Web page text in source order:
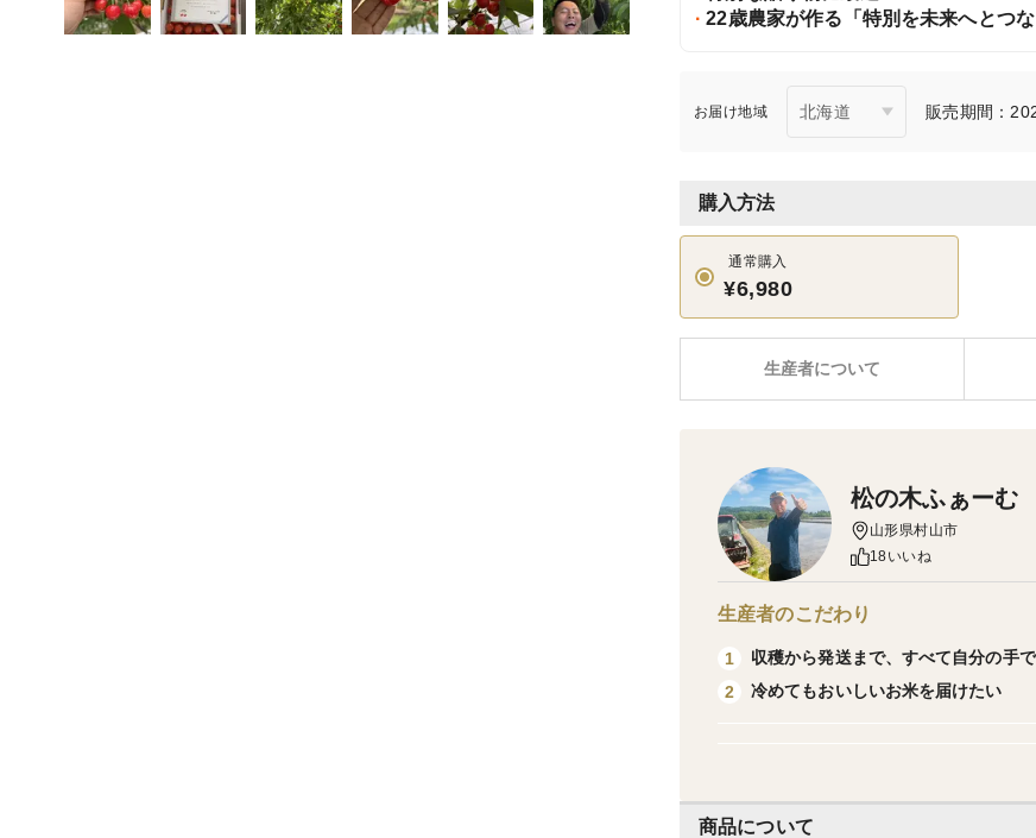
22歳農家が作る「特別を未来へとつ
お届け地域 販売期間：
購入方法
通常購入
¥6,980
生産者について
商品について
松の木ふぁーむ
山形県村山市
18いいね
生産者のこだわり
1
収穫から発送まで、すべて自分の手で
2
冷めてもおいしいお米を届けたい